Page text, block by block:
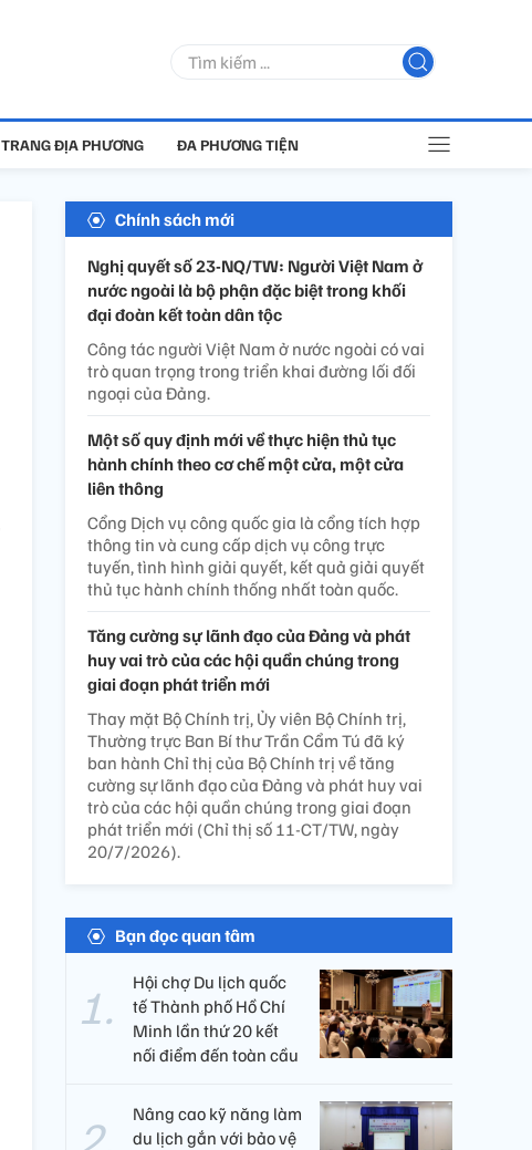
TRANG ĐỊA PHƯƠNG ĐA PHƯƠNG TIỆN
Chính sách mới
Nghị quyết số 23-NQ/TW: Người Việt Nam ở
nước ngoài là bộ phận đặc biệt trong khối
đại đoàn kết toàn dân tộc
Công tác người Việt Nam ở nước ngoài có vai
trò quan trọng trong triển khai đường lối đối
ngoại của Đảng.
Một số quy định mới về thực hiện thủ tục
hành chính theo cơ chế một cửa, một cửa
liên thông
Cổng Dịch vụ công quốc gia là cổng tích hợp
thông tin và cung cấp dịch vụ công trực
tuyến, tình hình giải quyết, kết quả giải quyết
thủ tục hành chính thống nhất toàn quốc.
Tăng cường sự lãnh đạo của Đảng và phát
huy vai trò của các hội quần chúng trong
giai đoạn phát triển mới
Thay mặt Bộ Chính trị, Ủy viên Bộ Chính trị,
Thường trực Ban Bí thư Trần Cẩm Tú đã ký
ban hành Chỉ thị của Bộ Chính trị về tăng
cường sự lãnh đạo của Đảng và phát huy vai
trò của các hội quần chúng trong giai đoạn
phát triển mới (Chỉ thị số 11-CT/TW, ngày
20/7/2026).
Bạn đọc quan tâm
Hội chợ Du lịch quốc
tế Thành phố Hồ Chí
Minh lần thứ 20 kết
nối điểm đến toàn cầu
Nâng cao kỹ năng làm
du lịch gắn với bảo vệ